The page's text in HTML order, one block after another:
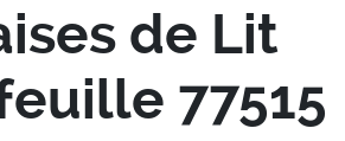
de Lit
77515